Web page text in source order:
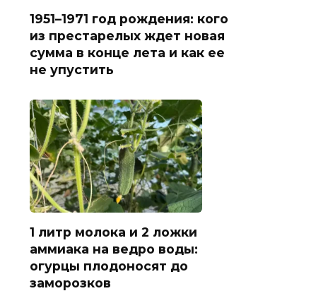
1951–1971 год рождения: кого
из престарелых ждет новая
сумма в конце лета и как ее
не упустить
1 литр молока и 2 ложки
аммиака на ведро воды:
огурцы плодоносят до
заморозков